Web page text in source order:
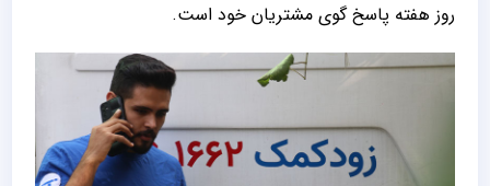
روز هفته پاسخ گوی مشتریان خود است.